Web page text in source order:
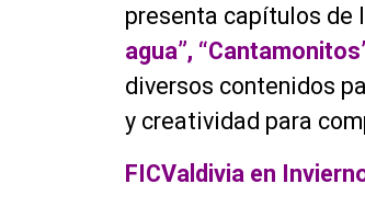
presenta capítulos de
agua”,
diversos contenidos
y creatividad para
FICValdivia en